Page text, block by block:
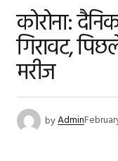
कोरोना:
गिरावट,
मरीज
byAdmin